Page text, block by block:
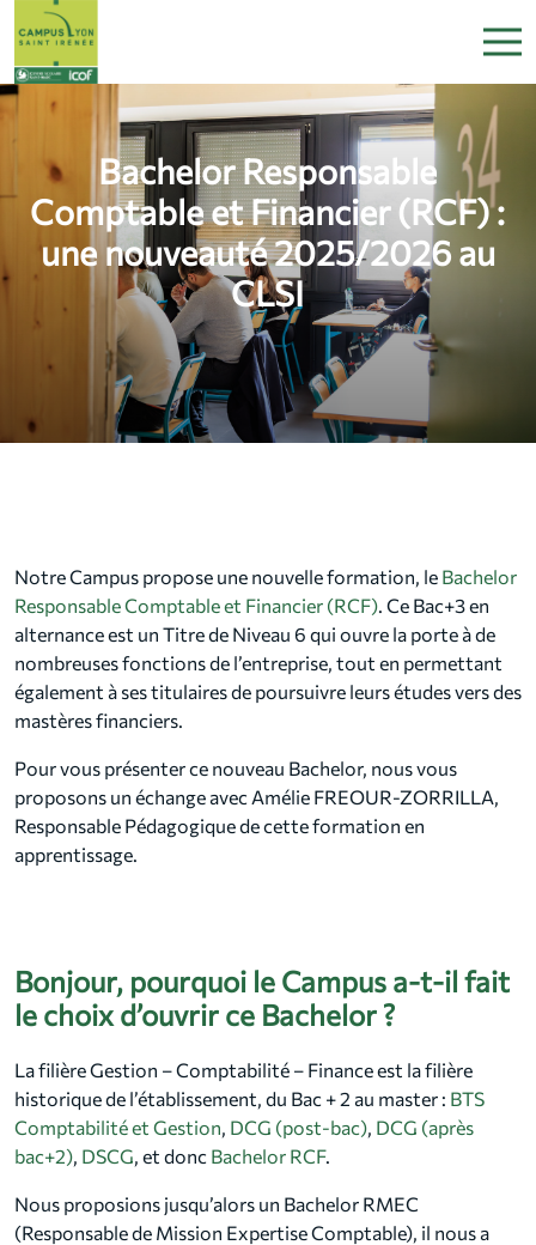
Bachelor Responsable
Comptable et Financier (RCF) :
une nouveauté 2025/2026 au
CLSI
Notre Campus propose une nouvelle formation, le Bachelor
Responsable Comptable et Financier (RCF). Ce Bac+3 en
alternance est un Titre de Niveau 6 qui ouvre la porte à de
nombreuses fonctions de l’entreprise, tout en permettant
également à ses titulaires de poursuivre leurs études vers des
mastères financiers.
Pour vous présenter ce nouveau Bachelor, nous vous
proposons un échange avec Amélie FREOUR-ZORRILLA,
Responsable Pédagogique de cette formation en
apprentissage.
Bonjour, pourquoi le Campus a-t-il fait
le choix d’ouvrir ce Bachelor ?
La filière Gestion – Comptabilité – Finance est la filière
historique de l’établissement, du Bac + 2 au master : BTS
Comptabilité et Gestion, DCG (post-bac), DCG (après
bac+2), DSCG, et donc Bachelor RCF.
Nous proposions jusqu’alors un Bachelor RMEC
(Responsable de Mission Expertise Comptable), il nous a